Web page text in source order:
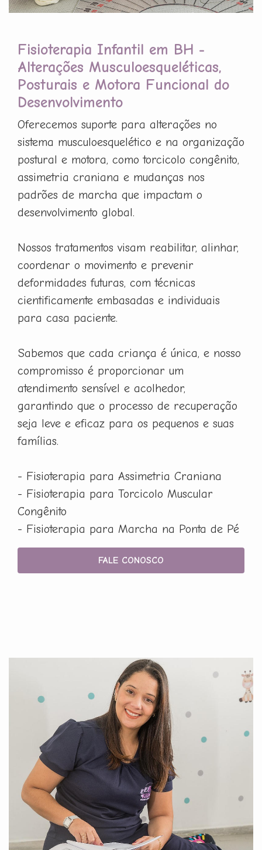
Fisioterapia Infantil em BH -
Alterações Musculoesqueléticas,
Posturais e Motora Funcional do
Desenvolvimento
Oferecemos suporte para alterações no
sistema musculoesquelético e na organização
postural e motora, como torcicolo congênito,
assimetria craniana e mudanças nos
padrões de marcha que impactam o
desenvolvimento global.
Nossos tratamentos visam reabilitar, alinhar,
coordenar o movimento e prevenir
deformidades futuras, com técnicas
cientificamente embasadas e individuais
para casa paciente.
Sabemos que cada criança é única, e nosso
compromisso é proporcionar um
atendimento sensível e acolhedor,
garantindo que o processo de recuperação
seja leve e eficaz para os pequenos e suas
famílias.
- Fisioterapia para Assimetria Craniana
- Fisioterapia para Torcicolo Muscular
Congênito
- Fisioterapia para Marcha na Ponta de Pé
FALE CONOSCO